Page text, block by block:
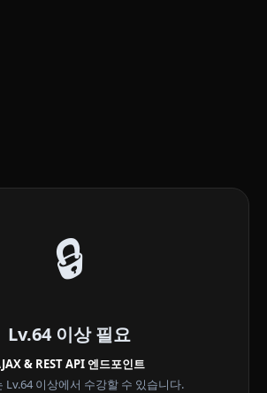
🔒
Lv.64 이상 필요
& REST API 엔드포인트
Lv.64 이상에서 수강할 수 있습니다.